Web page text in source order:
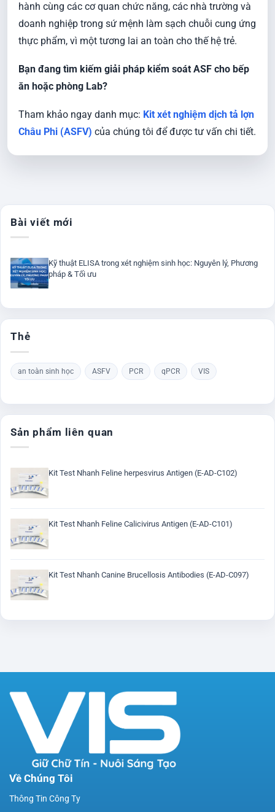
Bài viết mới
Kỹ thuật ELISA trong xét nghiệm sinh học: Nguyên lý, Phương
pháp & Tối ưu
Thẻ
an toàn sinh học ASFV PCR qPCR VIS
Sản phẩm liên quan
Kit Test Nhanh Feline herpesvirus Antigen (E-AD-C102)
Kit Test Nhanh Feline Calicivirus Antigen (E-AD-C101)
Kit Test Nhanh Canine Brucellosis Antibodies (E-AD-C097)
hành cùng các cơ quan chức năng, các nhà trường và
doanh nghiệp trong sứ mệnh làm sạch chuỗi cung ứng
thực phẩm, vì một tương lai an toàn cho thế hệ trẻ.
Bạn đang tìm kiếm giải pháp kiểm soát ASF cho bếp
ăn hoặc phòng Lab?
Tham khảo ngay danh mục: Kit xét nghiệm dịch tả lợn
Châu Phi (ASFV) của chúng tôi để được tư vấn chi tiết.
Về Chúng Tôi
Thông Tin Công Ty